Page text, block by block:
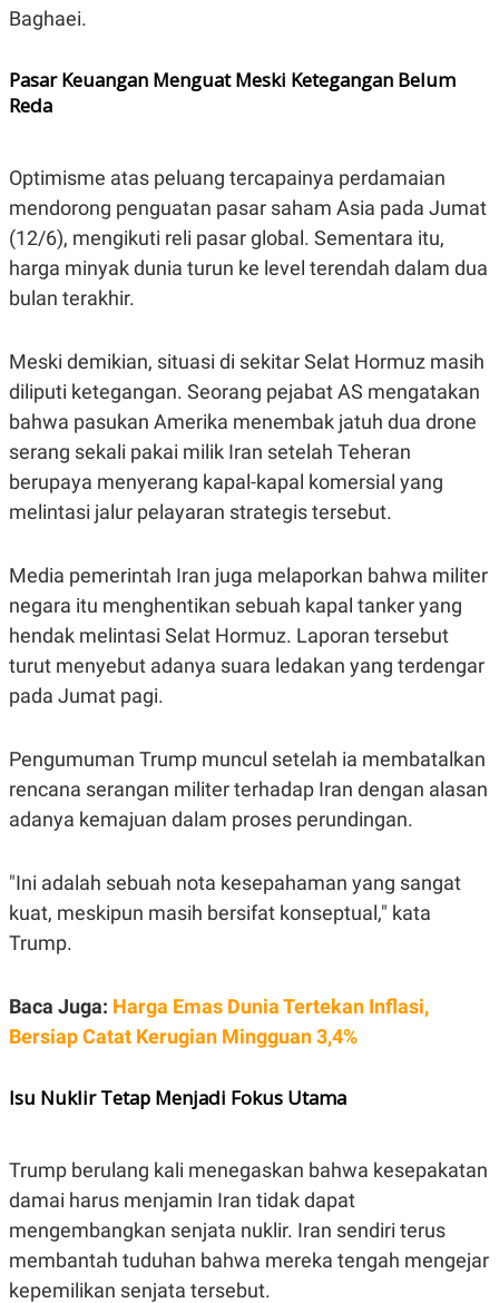
A
M
E
E
I
A
N
G
G
A
N
N
T
A
K
I
E
R
J
A
M
E
N
E
A
E
R
A
V
R
T
N
G
M
D
I
D
OF
USE
PEDOMAN
PEMBERITAAN
POLICY
Baghaei.
Pasar Keuangan Menguat Meski Ketegangan Belum
Reda
Optimisme atas peluang tercapainya perdamaian
mendorong penguatan pasar saham Asia pada Jumat
(12/6), mengikuti reli pasar global. Sementara itu,
harga minyak dunia turun ke level terendah dalam dua
bulan terakhir.
Meski demikian, situasi di sekitar Selat Hormuz masih
diliputi ketegangan. Seorang pejabat AS mengatakan
bahwa pasukan Amerika menembak jatuh dua drone
serang sekali pakai milik Iran setelah Teheran
berupaya menyerang kapal-kapal komersial yang
melintasi jalur pelayaran strategis tersebut.
Media pemerintah Iran juga melaporkan bahwa militer
negara itu menghentikan sebuah kapal tanker yang
hendak melintasi Selat Hormuz. Laporan tersebut
turut menyebut adanya suara ledakan yang terdengar
pada Jumat pagi.
Pengumuman Trump muncul setelah ia membatalkan
rencana serangan militer terhadap Iran dengan alasan
adanya kemajuan dalam proses perundingan.
"Ini adalah sebuah nota kesepahaman yang sangat
kuat, meskipun masih bersifat konseptual," kata
Trump.
Baca Juga: Harga Emas Dunia Tertekan Inflasi,
Bersiap Catat Kerugian Mingguan 3,4%
Isu Nuklir Tetap Menjadi Fokus Utama
Trump berulang kali menegaskan bahwa kesepakatan
damai harus menjamin Iran tidak dapat
mengembangkan senjata nuklir. Iran sendiri terus
membantah tuduhan bahwa mereka tengah mengejar
kepemilikan senjata tersebut.